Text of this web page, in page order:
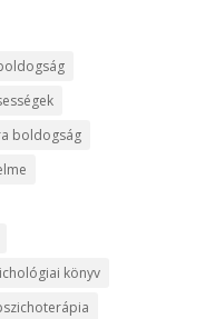
boldogság
könyv